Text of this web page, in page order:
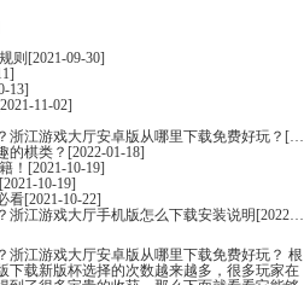
则 [2021-09-30]
13]
11-02]
江游戏大厅安卓版从哪里下载免费好玩？ [2022-06-16]
的棋类？ [2022-01-18]
！ [2021-10-19]
[2021-10-19]
看[2021-10-22]
浙江游戏大厅手机版怎么下载安装说明 [2022-06-16]
江游戏大厅安卓版从哪里下载免费好玩？ 根
下载新版杯选择的次数越来越多，很多玩家在